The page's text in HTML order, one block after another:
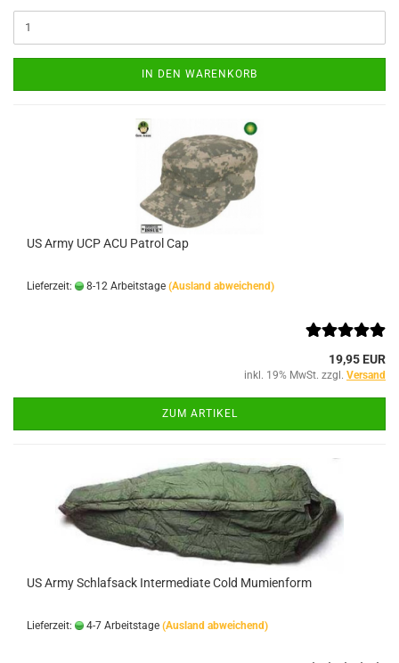
IN DEN WARENKORB
US Army UCP ACU Patrol Cap
Lieferzeit: 8-12 Arbeitstage (Ausland abweichend)
19,95 EUR
inkl. 19% MwSt. zzgl. Versand
ZUM ARTIKEL
US Army Schlafsack Intermediate Cold Mumienform
Lieferzeit: 4-7 Arbeitstage (Ausland abweichend)